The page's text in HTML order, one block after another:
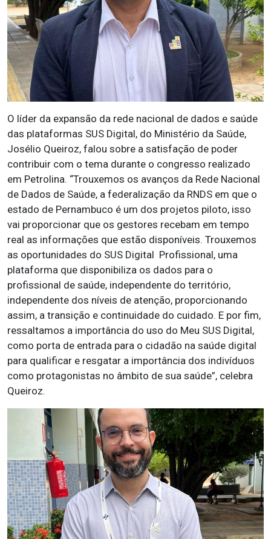
O líder da expansão da rede nacional de dados e saúde
das plataformas SUS Digital, do Ministério da Saúde,
Josélio Queiroz, falou sobre a satisfação de poder
contribuir com o tema durante o congresso realizado
em Petrolina. “Trouxemos os avanços da Rede Nacional
de Dados de Saúde, a federalização da RNDS em que o
estado de Pernambuco é um dos projetos piloto, isso
vai proporcionar que os gestores recebam em tempo
real as informações que estão disponíveis. Trouxemos
as oportunidades do SUS Digital Profissional, uma
plataforma que disponibiliza os dados para o
profissional de saúde, independente do território,
independente dos níveis de atenção, proporcionando
assim, a transição e continuidade do cuidado. E por fim,
ressaltamos a importância do uso do Meu SUS Digital,
como porta de entrada para o cidadão na saúde digital
para qualificar e resgatar a importância dos indivíduos
como protagonistas no âmbito de sua saúde”, celebra
Queiroz.